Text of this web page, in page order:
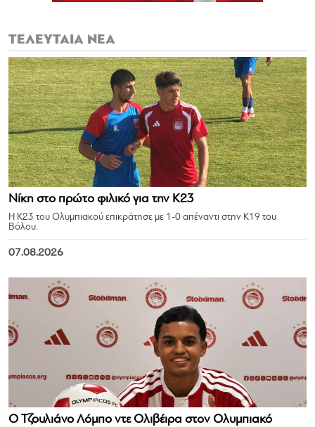
ΤΕΛΕΥΤΑΙΑ ΝΕΑ
Νίκη στο πρώτο φιλικό για την Κ23
Η Κ23 του Ολυμπιακού επικράτησε με 1-0 απέναντι στην Κ19 του
Βόλου.
07.08.2026
Ο Τζουλιάνο Λόμπο ντε Ολιβέιρα στον Ολυμπιακό